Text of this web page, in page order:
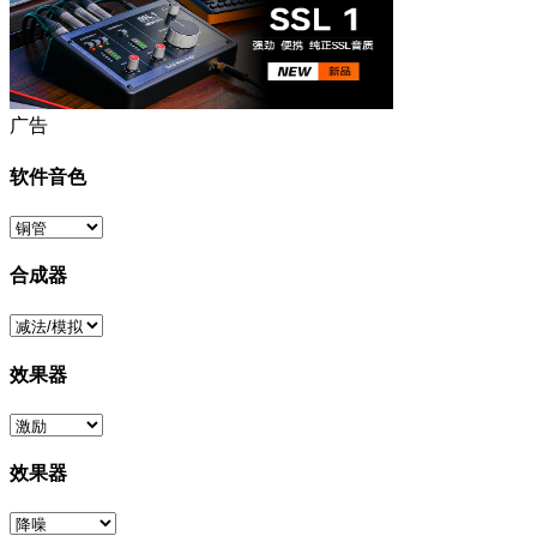
广告
软件音色
合成器
效果器
效果器